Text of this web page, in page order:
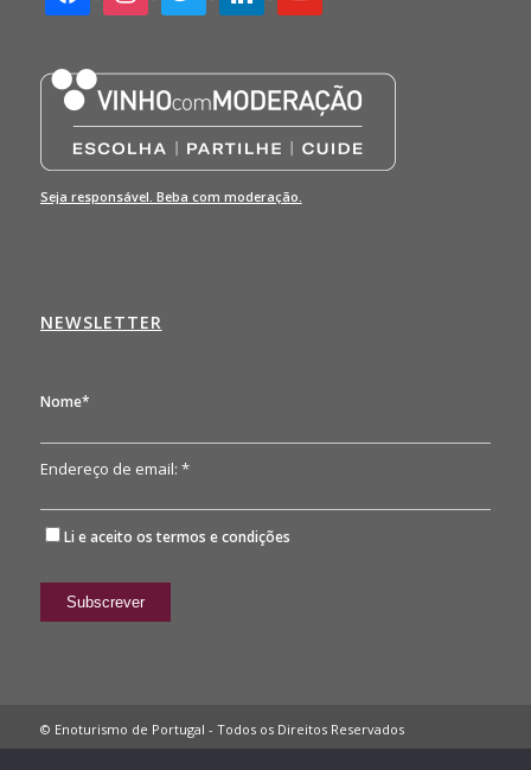
Seja responsável. Beba com moderação.
NEWSLETTER
Nome*
Endereço de email: *
Li e aceito os termos e condições
© Enoturismo de Portugal - Todos os Direitos Reservados
Política de Privacidade